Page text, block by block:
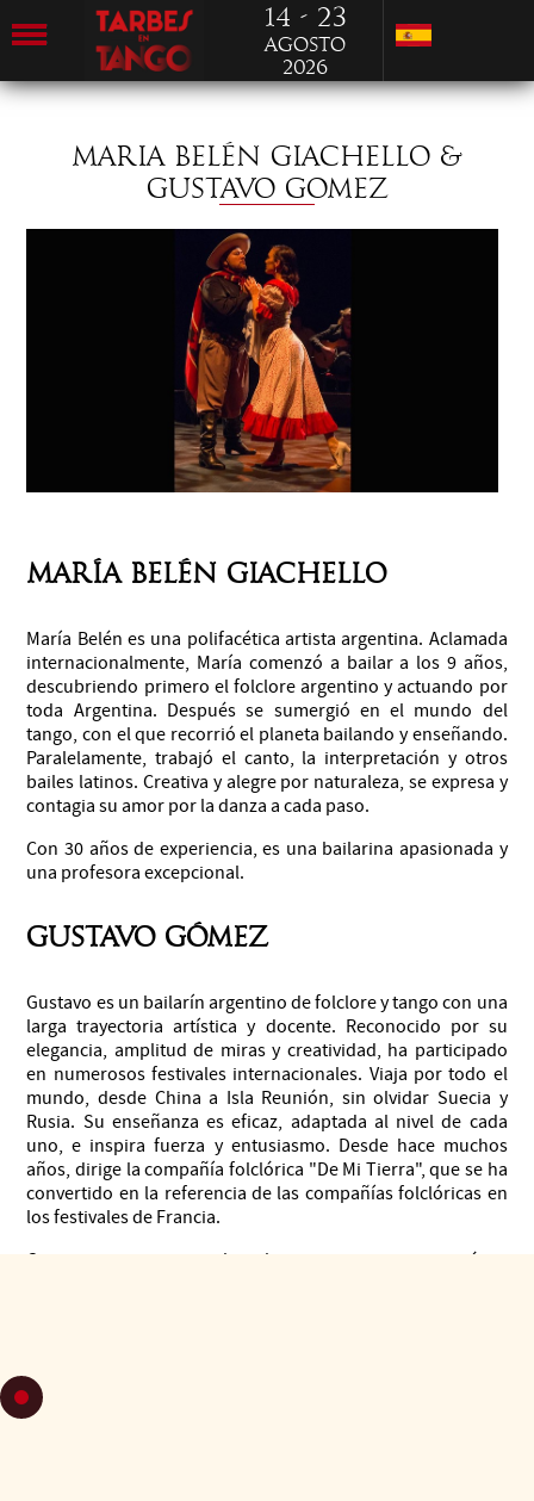
14 - 23
Agosto
2026
MARIA BELÉN GIACHELLO &
GUSTAVO GOMEZ
María Belén Giachello
María Belén es una polifacética artista argentina. Aclamada
internacionalmente, María comenzó a bailar a los 9 años,
descubriendo primero el folclore argentino y actuando por
toda Argentina. Después se sumergió en el mundo del
tango, con el que recorrió el planeta bailando y enseñando.
Paralelamente, trabajó el canto, la interpretación y otros
bailes latinos. Creativa y alegre por naturaleza, se expresa y
contagia su amor por la danza a cada paso.
Con 30 años de experiencia, es una bailarina apasionada y
una profesora excepcional.
Gustavo Gómez
Gustavo es un bailarín argentino de folclore y tango con una
larga trayectoria artística y docente. Reconocido por su
elegancia, amplitud de miras y creatividad, ha participado
en numerosos festivales internacionales. Viaja por todo el
mundo, desde China a Isla Reunión, sin olvidar Suecia y
Rusia. Su enseñanza es eficaz, adaptada al nivel de cada
uno, e inspira fuerza y entusiasmo. Desde hace muchos
años, dirige la compañía folclórica "De Mi Tierra", que se ha
convertido en la referencia de las compañías folclóricas en
los festivales de Francia.
Comparte y promueve la cultura argentina con pasión y
María y Gustavo son amigos y colegas desde hace mucho